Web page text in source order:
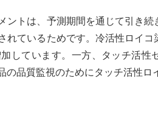
ントは、予測期間を通じて引き
れているためです。冷活性ロイ
しています。一方、タッチ活性
の品質監視のためにタッチ活性